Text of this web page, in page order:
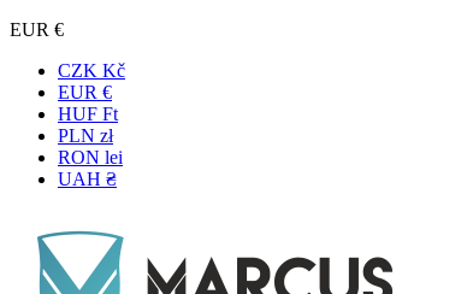
EUR €
CZK Kč
EUR €
HUF Ft
PLN zł
RON lei
UAH ₴